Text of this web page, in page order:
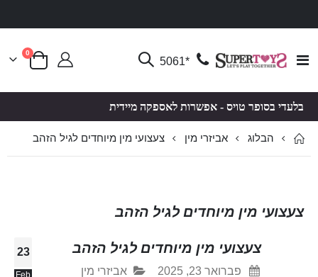
Toggle
*5061 סל קניות
0פריטים
בלעדי בסופר טויס - אפשרות לאספקה מיידית
הבלוג אביזרי מין צעצועי מין מיוחדים לגיל הזהב
צעצועי מין מיוחדים לגיל הזהב
23
Feb
צעצועי מין מיוחדים לגיל הזהב
פברואר 23, 2025 אביזרי מין